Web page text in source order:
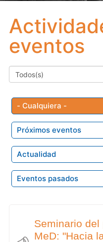
eventos
- Cualquiera -
Próximos eventos
Actualidad
Eventos pasados
Seminario del
MeD: "Hacia